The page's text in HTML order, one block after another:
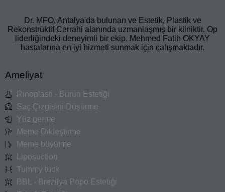
Dr. MFO, Antalya'da bulunan ve Estetik, Plastik ve
Rekonstrüktif Cerrahi alanında uzmanlaşmış bir kliniktir. Op
liderliğindeki deneyimli bir ekip. Mehmed Fatih OKYAY
hastalarına en iyi hizmeti sunmak için çalışmaktadır.
Ameliyat
Rinoplasti - Burun Estetiği
Saç Çizgisini Düşürme
Yüz germe
Meme Dikleştirme
Meme büyütme
Liposuction
Tummy tuck
BBL - Brezilya Popo Estetiği